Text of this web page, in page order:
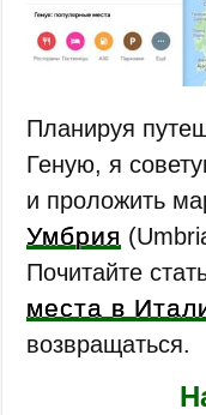
Планируя
Геную, я
и проложить
Умбрия
Почитайте
места в
возвращаться.